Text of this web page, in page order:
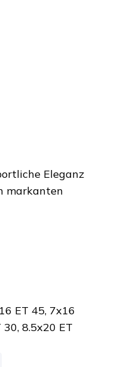
Eleganz
markanten
ET 45, 7x16
8.5x20 ET